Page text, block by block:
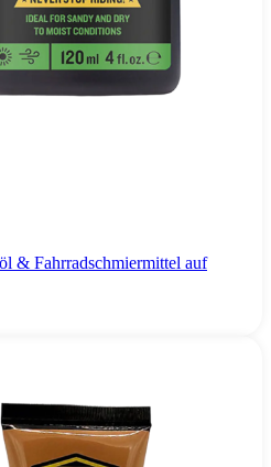
& Fahrradschmiermittel auf